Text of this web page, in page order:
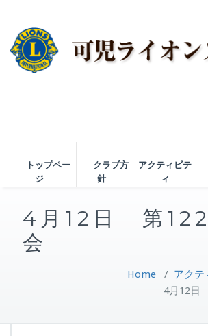
トップペー
ジ
クラブ方
針
アクティビテ
ィ
4月12日 第
会
Home / アクテ
4月12日